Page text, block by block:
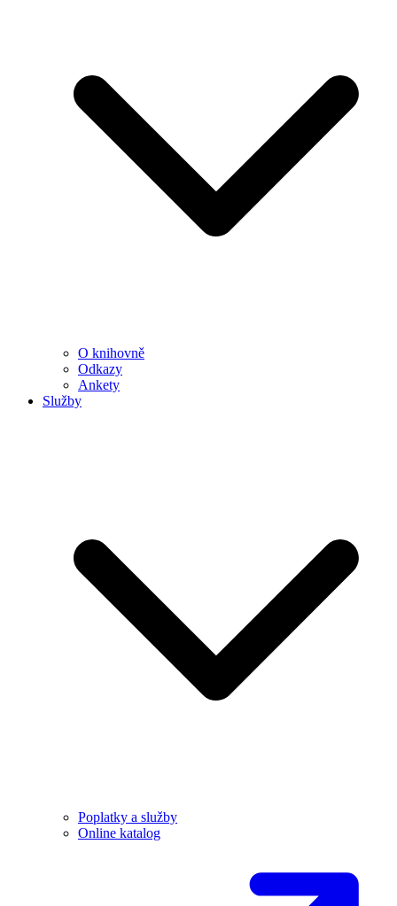
O knihovně
Odkazy
Ankety
Služby
Poplatky a služby
Online katalog